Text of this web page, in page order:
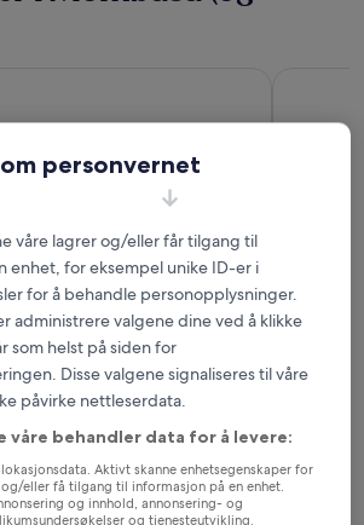
Resort
&
out
8,8
i Diani-stranden
Swahili
personvernet
våre lagrer og/eller får tilgang til
enhet, for eksempel unike ID-er i
for å behandle personopplysninger.
administrere valgene dine ved å klikke
som helst på siden for
Disse valgene signaliseres til våre
påvirke nettleserdata.
våre behandler data for å levere:
Aktivt skanne enhetsegenskaper for
eller få tilgang til informasjon på en enhet.
og innhold, annonsering- og
og tjenesteutvikling.